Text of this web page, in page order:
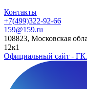
Контакты
+7(499)322-92-66
159@159.ru
108823, Московская
12к1
Официальный сайт -